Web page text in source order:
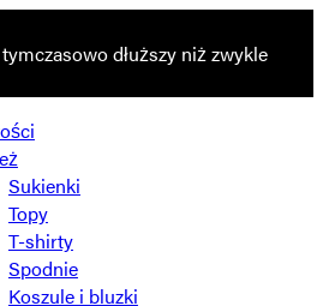
dłuższy niż zwykle
Sukienki
Topy
T-shirty
Spodnie
Koszule i bluzki